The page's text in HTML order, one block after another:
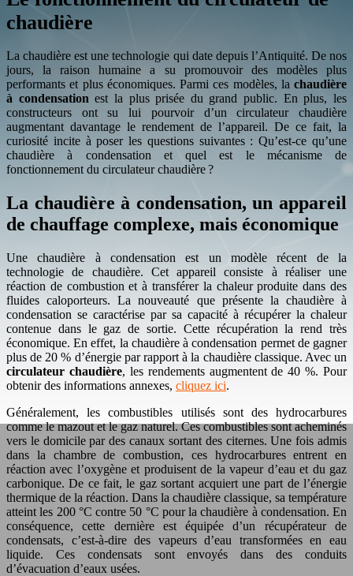
chaudière
La chaudière est une technologie qui date depuis l’Antiquité. De nos
jours, la raison humaine a su promouvoir des modèles plus
performants et plus économiques. Parmi ces modèles, la chaudière
à condensation est la plus prisée du grand public. En plus, les
constructeurs ont su lui pourvoir d’un circulateur chaudière
augmentant davantage le rendement de l’appareil. De ce fait, la
curiosité incite à poser les questions suivantes : Qu’est-ce qu’une
chaudière à condensation et quel est le mécanisme de
fonctionnement du circulateur chaudière ?
La chaudière à condensation, un appareil
de chauffage complexe, mais économique
Une chaudière à condensation est un modèle récent de la
technologie de chaudière. Cet appareil consiste à réaliser une
réaction de combustion et à transférer la chaleur produite dans des
fluides caloporteurs. La nouveauté que présente la chaudière à
condensation se caractérise par sa capacité à récupérer la chaleur
contenue dans le gaz de sortie. Cette récupération la rend très
économique. En effet, la chaudière à condensation permet de gagner
plus de 20 % d’énergie par rapport à la chaudière classique. Avec un
circulateur chaudière, les rendements augmentent de 40 %. Pour
obtenir des informations annexes, cliquez ici.
Généralement, les combustibles utilisés sont des hydrocarbures
comme le mazout et le gaz naturel. Ces combustibles sont acheminés
vers le domicile par des canaux sortant des citernes. Une fois admis
dans la chambre de combustion, ces hydrocarbures entrent en
réaction avec l’oxygène et produisent de la vapeur d’eau et du gaz
carbonique. De ce fait, le gaz sortant acquiert une part de l’énergie
thermique de la réaction. Dans la chaudière classique, sa température
atteint les 200 °C contre 50 °C pour la chaudière à condensation. En
conséquence, cette dernière est équipée d’un récupérateur de
condensats, c’est-à-dire des vapeurs d’eau transformées en eau
liquide. Ces condensats sont envoyés dans des conduits
d’évacuation d’eaux usées.